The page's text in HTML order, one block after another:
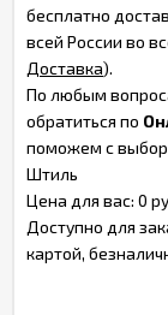
бесплатно
всей России во
Доставка).
По любым
обратиться по
поможем с
Штиль
Цена для вас: 0
Доступно для
картой,